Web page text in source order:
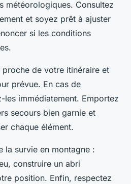
météorologiques. Consultez
et soyez prêt à ajuster
si les conditions
de votre itinéraire et
prévue. En cas de
les immédiatement. Emportez
secours bien garnie et
chaque élément.
la survie en montagne :
construire un abri
position. Enfin, respectez